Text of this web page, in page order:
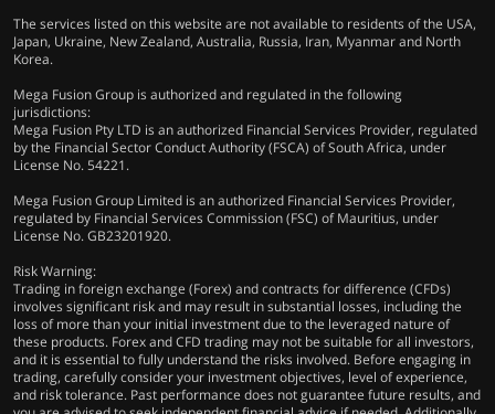
The services listed on this website are not available to residents of the USA,
Japan, Ukraine, New Zealand, Australia, Russia, Iran, Myanmar and North
Korea.
Mega Fusion Group is authorized and regulated in the following
jurisdictions:
Mega Fusion Pty LTD is an authorized Financial Services Provider, regulated
by the Financial Sector Conduct Authority (FSCA) of South Africa, under
License No. 54221.
Mega Fusion Group Limited is an authorized Financial Services Provider,
regulated by Financial Services Commission (FSC) of Mauritius, under
License No. GB23201920.
Risk Warning:
Trading in foreign exchange (Forex) and contracts for difference (CFDs)
involves significant risk and may result in substantial losses, including the
loss of more than your initial investment due to the leveraged nature of
these products. Forex and CFD trading may not be suitable for all investors,
and it is essential to fully understand the risks involved. Before engaging in
trading, carefully consider your investment objectives, level of experience,
and risk tolerance. Past performance does not guarantee future results, and